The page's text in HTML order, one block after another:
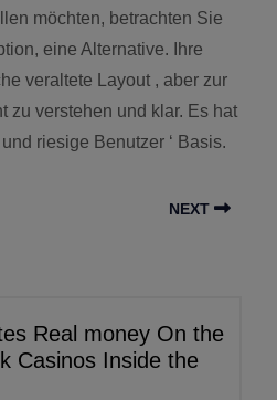
möchten, betrachten Sie
eine Alternative. Ihre
veraltete Layout , aber zur
zu verstehen und klar. Es hat
riesige Benutzer ‘ Basis.
NEXT
Real money On the
Casinos Inside the